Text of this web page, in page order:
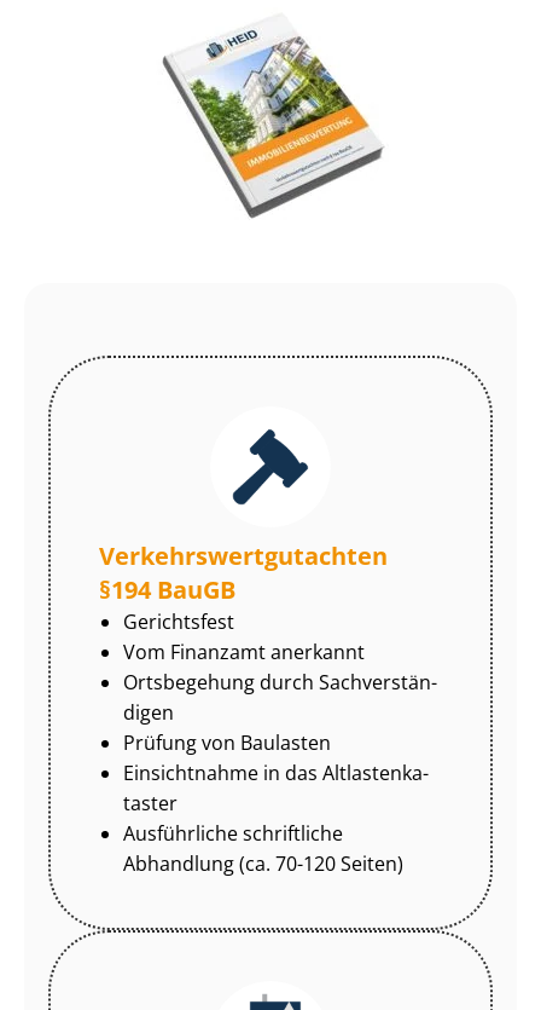
Ver­kehrs­wert­gut­ach­ten
§194 BauGB
Gerichtsfest
Vom Finanzamt anerkannt
Ortsbegehung durch Sach­ver­stän­
di­gen
Prüfung von Baulasten
Einsichtnahme in das Alt­las­ten­ka­
tas­ter
Ausführliche schriftliche
Abhandlung (ca. 70-120 Seiten)